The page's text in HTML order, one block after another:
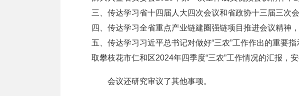
三、传达学习省十四届人大四次会议和省政协十三届三次
四、传达学习全省重点产业链建圈强链项目推进会议精神
五、传达学习习近平总书记对做好“三农”工作作出的重要
取攀枝花市仁和区2024年四季度“三农”工作情况的汇报，
会议还研究审议了其他事项。